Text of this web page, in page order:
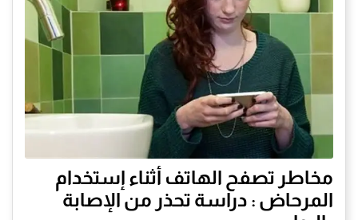
مخاطر تصفح الهاتف أثناء إستخدام
المرحاض : دراسة تحذر من الإصابة